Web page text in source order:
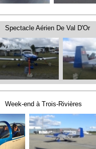
Spectacle Aérien De Val D'Or
Week-end à Trois-Rivières